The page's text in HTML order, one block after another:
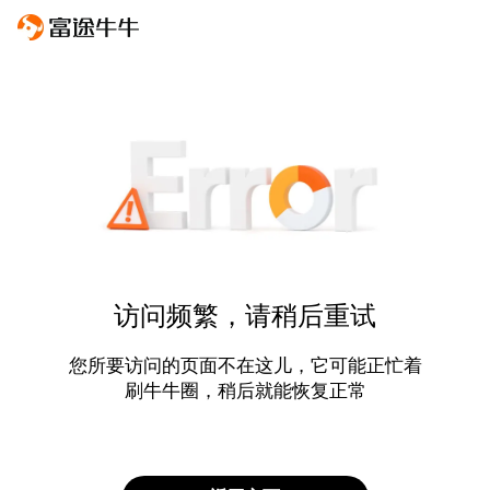
访问频繁，请稍后重试
您所要访问的页面不在这儿，它可能正忙着
刷牛牛圈，稍后就能恢复正常